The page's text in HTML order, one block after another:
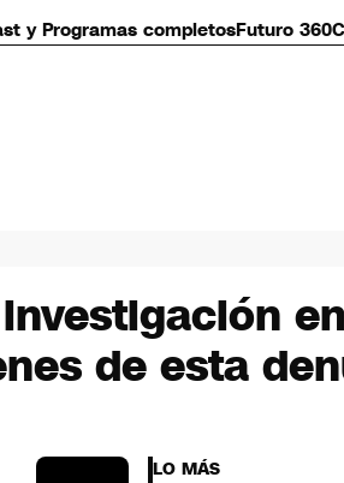
y Programas completosFuturo 360
de esta
LO MÁS